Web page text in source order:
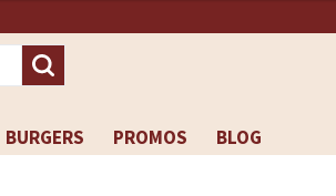
BURGERS PROMOS BLOG